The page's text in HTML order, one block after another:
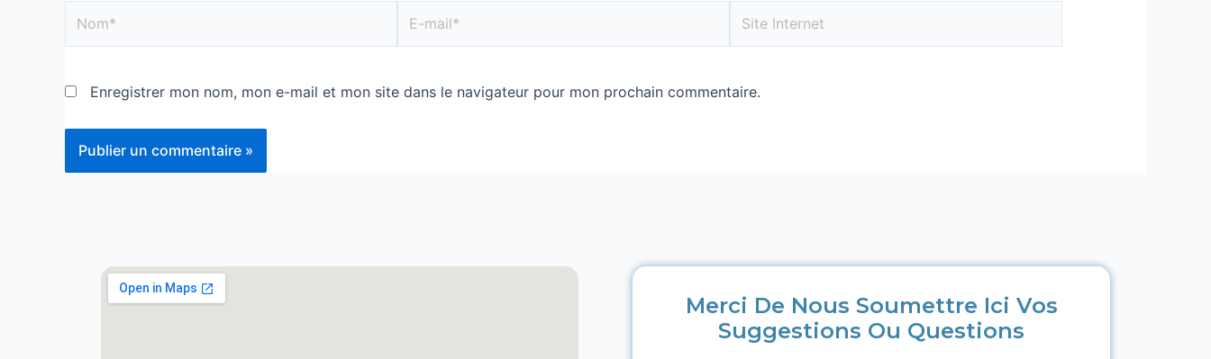
Enregistrer mon nom, mon e-mail et mon site dans le navigateur pour mon prochain commentaire.
Merci De Nous Soumettre Ici Vos
Suggestions Ou Questions